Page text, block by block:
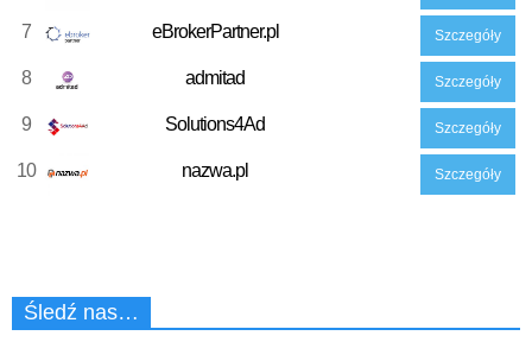
7 eBrokerPartner.pl Szczegóły
8 admitad Szczegóły
9 Solutions4Ad Szczegóły
10 nazwa.pl Szczegóły
Śledź nas…